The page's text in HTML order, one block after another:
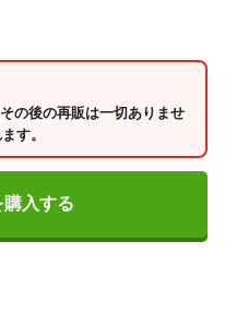
の後の再販は一切ありませ
す。
購入する